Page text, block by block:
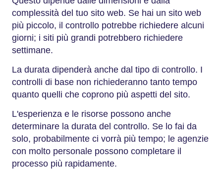
complessità del tuo sito web. Se hai un sito web
più piccolo, il controllo potrebbe richiedere alcuni
giorni; i siti più grandi potrebbero richiedere
settimane.
La durata dipenderà anche dal tipo di controllo. I
controlli di base non richiederanno tanto tempo
quanto quelli che coprono più aspetti del sito.
L'esperienza e le risorse possono anche
determinare la durata del controllo. Se lo fai da
solo, probabilmente ci vorrà più tempo; le agenzie
con molto personale possono completare il
processo più rapidamente.